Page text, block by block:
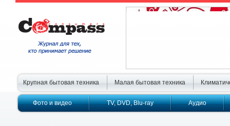
Крупная бытовая техника Малая бытовая техника
Фото и видео TV, DVD, Blu-ray Аудио